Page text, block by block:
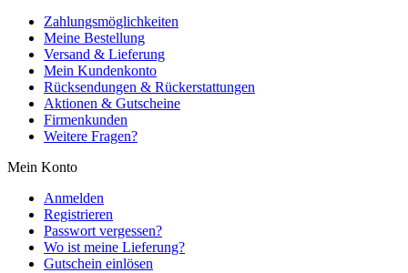
Zahlungsmöglichkeiten
Meine Bestellung
Versand & Lieferung
Mein Kundenkonto
Rücksendungen & Rückerstattungen
Aktionen & Gutscheine
Firmenkunden
Weitere Fragen?
Mein Konto
Anmelden
Registrieren
Passwort vergessen?
Wo ist meine Lieferung?
Gutschein einlösen